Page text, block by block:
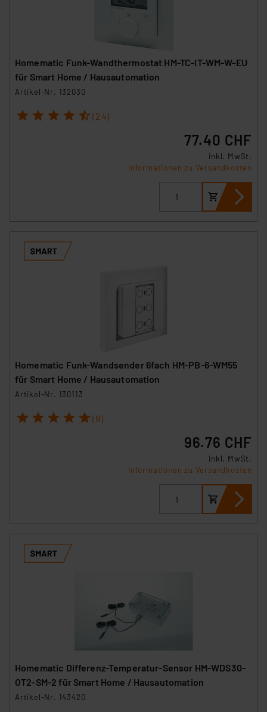
Homematic Funk-Wandthermostat HM-TC-IT-WM-W-EU
für Smart Home / Hausautomation
Artikel-Nr. 132030
1 2 3 4 5 (24)
77.40 CHF
inkl. MwSt.
Informationen zu Versandkosten
Homematic Funk-Wandsender 6fach HM-PB-6-WM55
für Smart Home / Hausautomation
Artikel-Nr. 130113
1 2 3 4 5 (9)
96.76 CHF
inkl. MwSt.
Informationen zu Versandkosten
Homematic Differenz-Temperatur-Sensor HM-WDS30-
OT2-SM-2 für Smart Home / Hausautomation
Artikel-Nr. 143420